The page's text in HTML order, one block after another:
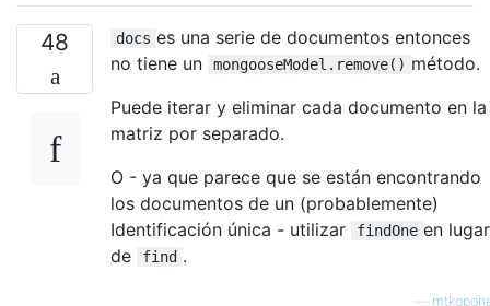
48 docs es una serie de documentos entonces
no tiene un
mongooseModel.remove() método.
Puede iterar y eliminar cada documento en la
matriz por separado.
O - ya que parece que se están encontrando
los documentos de un (probablemente)
Identificación única - utilizar
findOne en lugar
de
find .